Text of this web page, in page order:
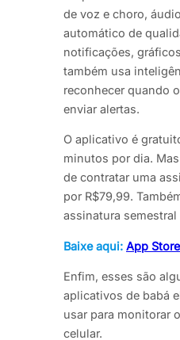
de voz e choro,
automático de
notificações,
também usa
reconhecer quando
enviar alertas.
O aplicativo é
minutos por dia.
de contratar uma
por R$79,99.
assinatura semestral
Baixe aqui: App Store
Enfim, esses são
aplicativos de babá
usar para monitorar
celular.